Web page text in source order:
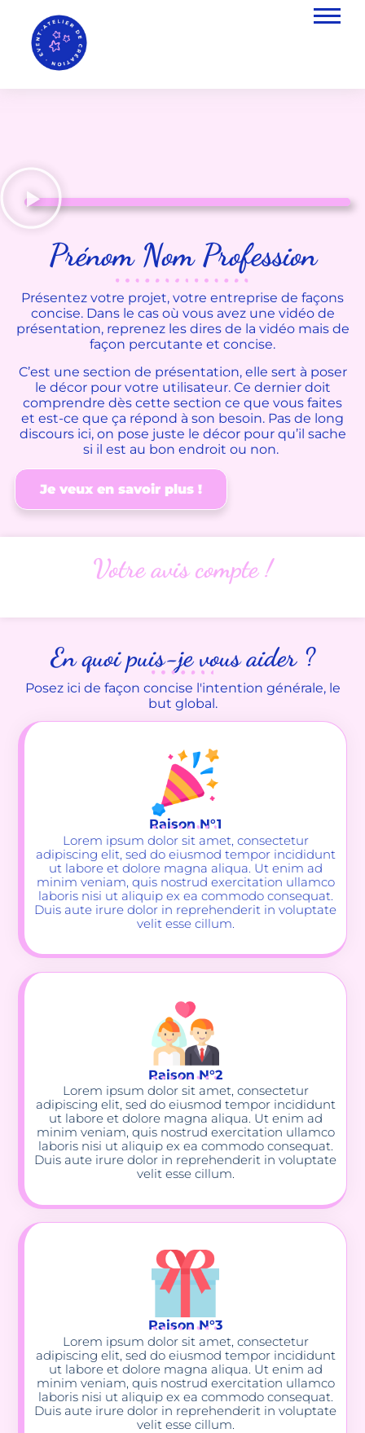
Prénom Nom Profession
Présentez votre projet, votre entreprise de façons
concise. Dans le cas où vous avez une vidéo de
présentation, reprenez les dires de la vidéo mais de
façon percutante et concise.
C’est une section de présentation, elle sert à poser
le décor pour votre utilisateur. Ce dernier doit
comprendre dès cette section ce que vous faites
et est-ce que ça répond à son besoin. Pas de long
discours ici, on pose juste le décor pour qu’il sache
si il est au bon endroit ou non.
Je veux en savoir plus !
Votre avis compte !
En quoi puis-je vous aider ?
Posez ici de façon concise l'intention générale, le
but global.
Raison N°1
Lorem ipsum dolor sit amet, consectetur
adipiscing elit, sed do eiusmod tempor incididunt
ut labore et dolore magna aliqua. Ut enim ad
minim veniam, quis nostrud exercitation ullamco
laboris nisi ut aliquip ex ea commodo consequat.
Duis aute irure dolor in reprehenderit in voluptate
velit esse cillum.
Raison N°2
Lorem ipsum dolor sit amet, consectetur
adipiscing elit, sed do eiusmod tempor incididunt
ut labore et dolore magna aliqua. Ut enim ad
minim veniam, quis nostrud exercitation ullamco
laboris nisi ut aliquip ex ea commodo consequat.
Duis aute irure dolor in reprehenderit in voluptate
velit esse cillum.
Raison N°3
Lorem ipsum dolor sit amet, consectetur
adipiscing elit, sed do eiusmod tempor incididunt
ut labore et dolore magna aliqua. Ut enim ad
minim veniam, quis nostrud exercitation ullamco
laboris nisi ut aliquip ex ea commodo consequat.
Duis aute irure dolor in reprehenderit in voluptate
velit esse cillum.